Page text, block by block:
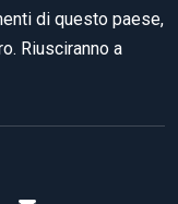
di questo paese,
Riusciranno a